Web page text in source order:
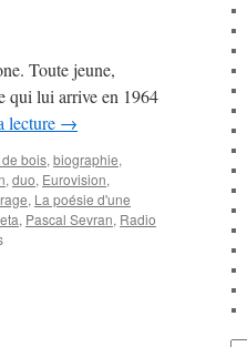
Toute jeune,
qui lui arrive en 1964
lecture →
bois, biographie,
, duo, Eurovision,
, La poésie d'une
, Pascal Sevran, Radio
sur